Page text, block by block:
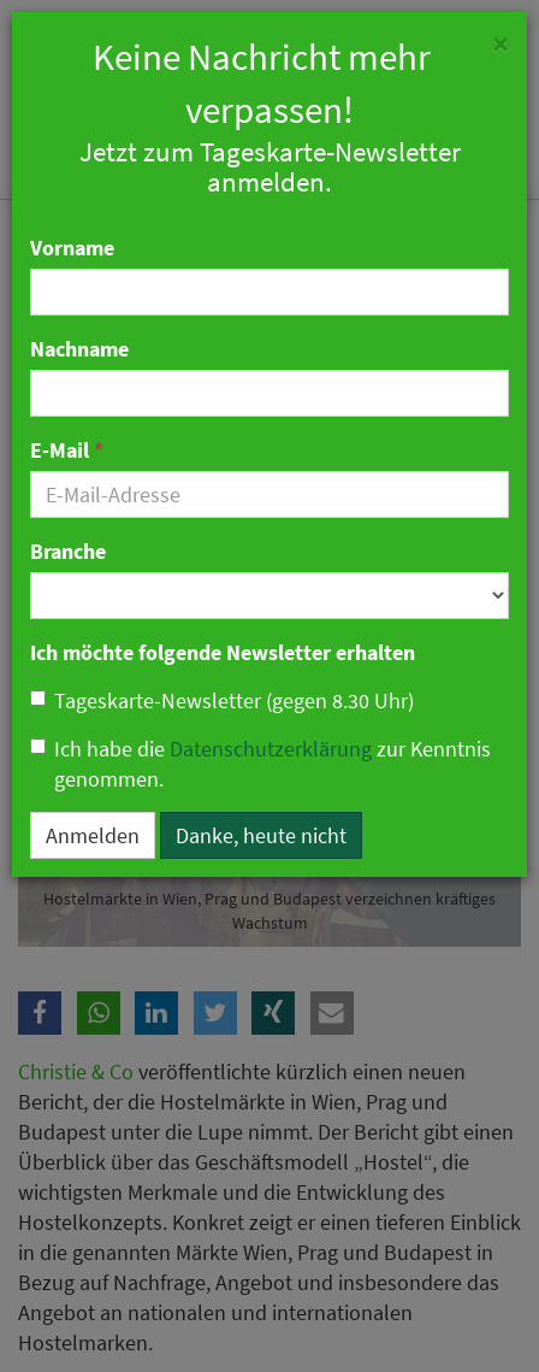
Hostelmärkte in Wien,
Prag und Budapest
verzeichnen kräftiges
Wachstum
04. Februar 2020 11:57 Uhr| Hotellerie
Hostelmärkte in Wien, Prag und Budapest verzeichnen kräftiges
Wachstum
Christie & Co veröffentlichte kürzlich einen neuen
Bericht, der die Hostelmärkte in Wien, Prag und
Budapest unter die Lupe nimmt. Der Bericht gibt einen
Überblick über das Geschäftsmodell „Hostel“, die
wichtigsten Merkmale und die Entwicklung des
Hostelkonzepts. Konkret zeigt er einen tieferen Einblick
in die genannten Märkte Wien, Prag und Budapest in
Bezug auf Nachfrage, Angebot und insbesondere das
Angebot an nationalen und internationalen
Hostelmarken.
×
Keine Nachricht mehr
verpassen!
Jetzt zum Tageskarte-Newsletter
anmelden.
Vorname
Nachname
E-Mail *
Branche
Ich möchte folgende Newsletter erhalten
Tageskarte-Newsletter (gegen 8.30 Uhr)
Ich habe die Datenschutzerklärungzur Kenntnis
genommen.
Anmelden Danke, heute nicht